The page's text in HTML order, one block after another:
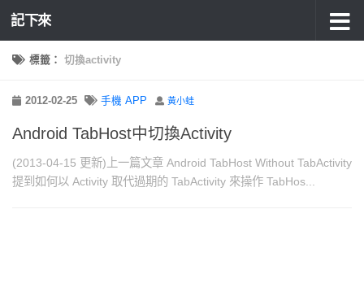
記下來
標籤： 切換activity
2012-02-25 手機 APP 黃小蛙
Android TabHost中切換Activity
(2013-04-15 更新)上一篇文章 Android TabHost Without TabActivity
提到如何以 Activity 取代過期的 TabActivity 來操作 TabHos...